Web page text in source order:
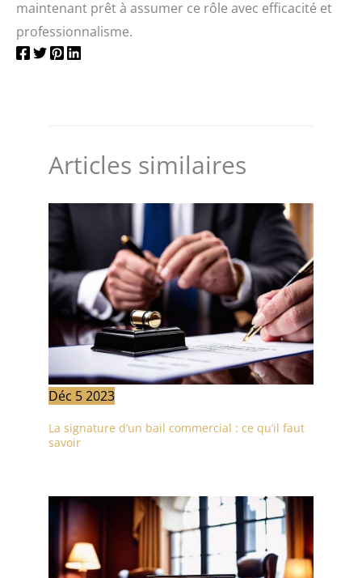
maintenant prêt à assumer ce rôle avec efficacité et
professionnalisme.
Articles similaires
Déc 52023
La signature d’un bail commercial : ce qu’il faut
savoir